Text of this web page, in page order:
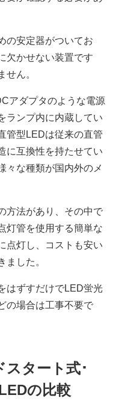
の安定器がついてお
欠かせない装置です
せん。
アダプタのような電源
ランプ内に内蔵してい
管型LEDは従来の直管
に互換性を持たせてい
々な種類が国内外のメ
方法があり、その中で
灯管を使用する簡単な
点灯し、コストも安い
ました。
はずすだけでLED蛍光
の場合は工事不要で
タート式･
の比較